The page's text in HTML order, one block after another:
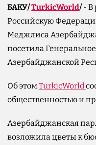
БАКУ/TurkicWorld/- В
Российскую
Меджлиса
посетила Генеральное
Азербайджанской
Об этомTurkicWorld
общественностью и
Азербайджанская
возложила цветы к